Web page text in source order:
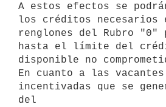
A estos efectos se
los créditos necesarios
renglones del Rubro "0"
hasta el límite del
disponible no
En cuanto a las vacantes
incentivadas que se
del